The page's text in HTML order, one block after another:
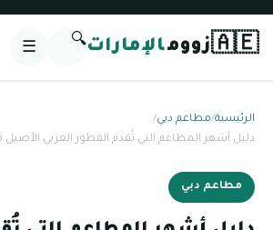
🇦🇪زوومالإمارات🔍
☰
الرئيسية/مطاعم دبي/
دليل أشهر المطاعم التي تُقدم الفطور العربي الأصيل في
مطاعم دبي